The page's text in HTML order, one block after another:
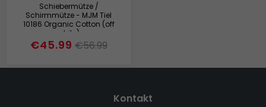
Schiebermütze /
Schirmmütze - MJM Tiel
10186 Organic Cotton (off
white)
€45.99 €56.99
Kontakt